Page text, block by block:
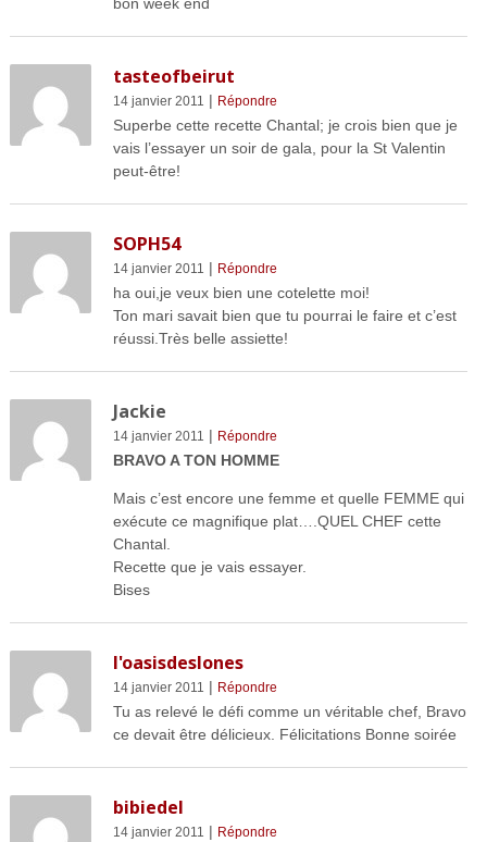
tasteofbeirut
14 janvier 2011 | Répondre
Superbe cette recette Chantal; je crois bien que je
vais l’essayer un soir de gala, pour la St Valentin
peut-être!
SOPH54
14 janvier 2011 | Répondre
ha oui,je veux bien une cotelette moi!
Ton mari savait bien que tu pourrai le faire et c’est
réussi.Très belle assiette!
Jackie
14 janvier 2011 | Répondre
BRAVO A TON HOMME
Mais c’est encore une femme et quelle FEMME qui
exécute ce magnifique plat….QUEL CHEF cette
Chantal.
Recette que je vais essayer.
Bises
l'oasisdeslones
14 janvier 2011 | Répondre
Tu as relevé le défi comme un véritable chef, Bravo
ce devait être délicieux. Félicitations Bonne soirée
bibiedel
14 janvier 2011 | Répondre